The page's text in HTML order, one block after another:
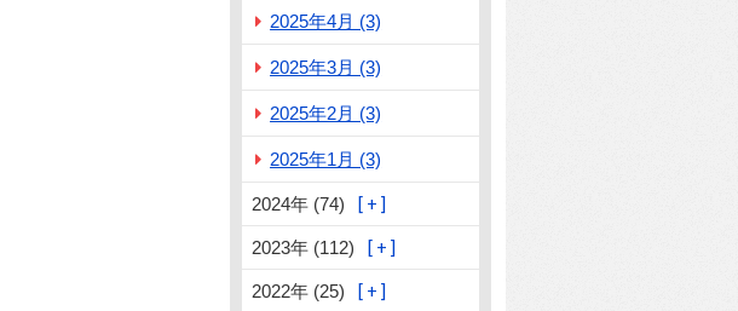
2025年4月 (3)
2025年3月 (3)
2025年2月 (3)
2025年1月 (3)
2024年 (74)
2023年 (112)
2022年 (25)